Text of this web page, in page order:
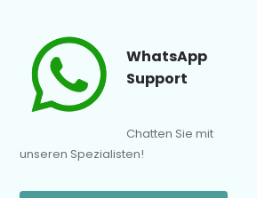
WhatsApp
Support
Chatten Sie mit
unseren Spezialisten!